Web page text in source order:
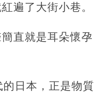
遍了大街小巷。
直就是耳朵懷孕
日本，正是物質